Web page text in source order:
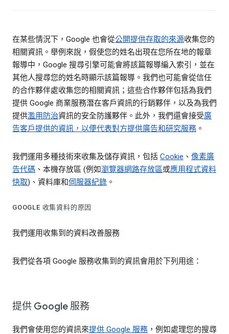
在某些情況下，Google 也會從公開提供存取的來源收集您的
相關資訊。舉例來說，假使您的姓名出現在您所在地的報章
報導中，Google 搜尋引擎可能會將該篇報導編入索引，並在
其他人搜尋您的姓名時顯示該篇報導。我們也可能會從信任
的合作夥伴處收集您的相關資訊；這些合作夥伴包括為我們
提供 Google 商業服務潛在客戶資訊的行銷夥伴，以及為我們
提供濫用防治資訊的安全防護夥伴。此外，我們還會接受廣
告客戶提供的資訊，以便代表對方提供廣告和研究服務 。
我們運用多種技術來收集及儲存資訊，包括 Cookie 、 像素廣
告代碼 、本機存放區 (例如瀏覽器網路存放區或應用程式資料
快取)、資料庫和伺服器紀錄 。
GOOGLE 收集資料的原因
我們運用收集到的資料改善服務
我們從各項 Google 服務收集到的資訊會用於下列用途：
提供 Google 服務
我們會使用您的資訊來提供 Google 服務 ，例如處理您的搜尋